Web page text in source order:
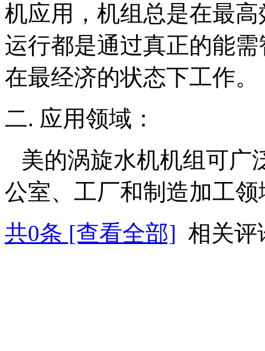
机应用，机组总是在最
运行都是通过真正的能
在最经济的状态下工作。
二. 应用领域：
美的涡旋水机机组可广
公室、工厂和制造加工领
共0条 [查看全部] 相关评